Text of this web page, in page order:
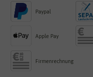
Paypal
Apple Pay
Firmenrechnung